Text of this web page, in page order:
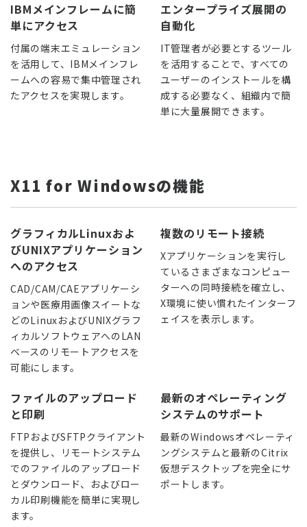
IBMメインフレームに簡
単にアクセス
付属の端末エミュレーション
を活用して、IBMメインフレ
ームへの容易で集中管理され
たアクセスを実現します。
エンタープライズ展開の
自動化
IT管理者が必要とするツール
を活用することで、すべての
ユーザーのインストールを構
成する必要なく、組織内で簡
単に大量展開できます。
X11 for Windowsの機能
グラフィカルLinuxおよ
びUNIXアプリケーション
へのアクセス
CAD/CAM/CAEアプリケーシ
ョンや医療用画像スイートな
どのLinuxおよびUNIXグラフ
ィカルソフトウェアへのLAN
ベースのリモートアクセスを
可能にします。
複数のリモート接続
Xアプリケーションを実行し
ているさまざまなコンピュー
ターへの同時接続を確立し、
X環境に使い慣れたインターフ
ェイスを表示します。
ファイルのアップロード
と印刷
FTPおよびSFTPクライアント
を提供し、リモートシステム
でのファイルのアップロード
とダウンロード、およびロー
カル印刷機能を簡単に実現し
ます。
最新のオペレーティング
システムのサポート
最新のWindowsオペレーティ
ングシステムと最新のCitrix
仮想デスクトップを完全にサ
ポートします。